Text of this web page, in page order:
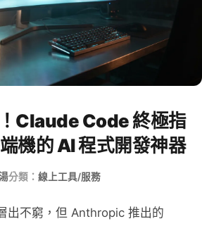
Claude Code 終極指
機的 AI 程式開發神器
分類： 線上工具/服務
出不窮，但 Anthropic 推出的